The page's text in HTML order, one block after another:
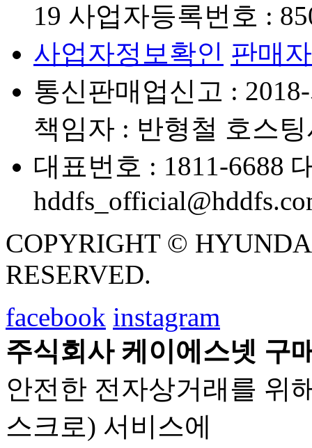
19 사업자등록번호 :
사업자정보확인 판매
통신판매업신고 :
책임자 : 반형철 호스
대표번호 : 1811-6688
COPYRIGHT ©
RESERVED.
facebook instagram
주식회사 케이에스넷 구
안전한 전자상거래를 위
스크로) 서비스에